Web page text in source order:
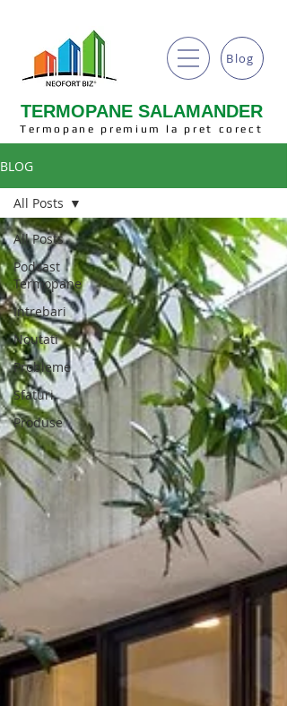
TERMOPANE SALAMANDER
Termopane premium la pret corect
Blog
BLOG
All Posts
Podcast
Termopane
Intrebari
Noutati
Probleme
Sfaturi
Produse
All Posts